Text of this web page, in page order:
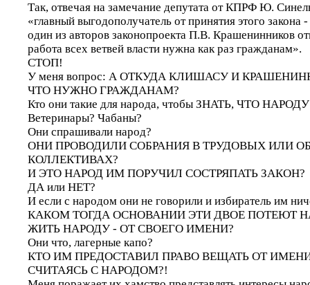
Так, отвечая на замечание депутата от КПРФ Ю.
«главный выгодополучатель от принятия этого закона
один из авторов законопроекта П.В. Крашенинников
работа всех ветвей власти нужна как раз гражданам».
СТОП!
У меня вопрос: А ОТКУДА КЛИШАСУ И
ЧТО НУЖНО ГРАЖДАНАМ?
Кто они такие для народа, чтобы ЗНАТЬ, ЧТО
Ветеринары? Чабаны?
Они спрашивали народ?
ОНИ ПРОВОДИЛИ СОБРАНИЯ В ТРУДОВЫХ ИЛИ
КОЛЛЕКТИВАХ?
И ЭТО НАРОД ИМ ПОРУЧИЛ СОСТРЯПАТЬ ЗАКОН?
ДА или НЕТ?
И если с народом они не говорили и избиратель им
КАКОМ ТОГДА ОСНОВАНИИ ЭТИ ДВОЕ ПОТЕЮТ
ЖИТЬ НАРОДУ - ОТ СВОЕГО ИМЕНИ?
Они что, лагерные капо?
КТО ИМ ПРЕДОСТАВИЛ ПРАВО ВЕЩАТЬ ОТ
СЧИТАЯСЬ С НАРОДОМ?!